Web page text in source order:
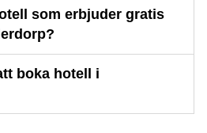
som erbjuder gratis
boka hotell i